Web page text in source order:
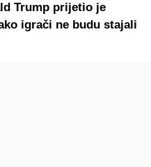
Trump prijetio je
igrači ne budu stajali